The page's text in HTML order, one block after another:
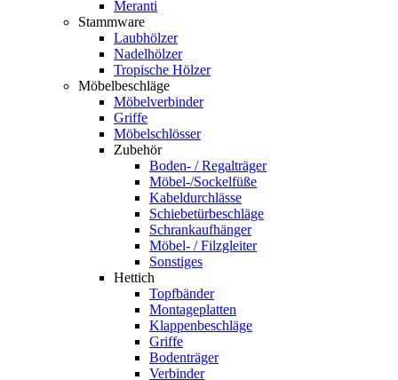
Meranti
Stammware
Laubhölzer
Nadelhölzer
Tropische Hölzer
Möbelbeschläge
Möbelverbinder
Griffe
Möbelschlösser
Zubehör
Boden- / Regalträger
Möbel-/Sockelfüße
Kabeldurchlässe
Schiebetürbeschläge
Schrankaufhänger
Möbel- / Filzgleiter
Sonstiges
Hettich
Topfbänder
Montageplatten
Klappenbeschläge
Griffe
Bodenträger
Verbinder